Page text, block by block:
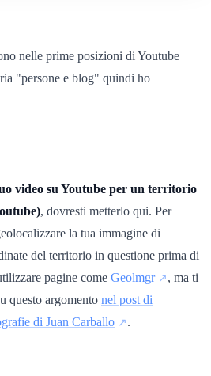
nelle prime posizioni di Youtube
"persone e blog" quindi ho
video su Youtube per un territorio
, dovresti metterlo qui. Per
la tua immagine di
del territorio in questione prima di
pagine come Geolmgr
, ma ti
questo argomento nel post di
di Juan Carballo
.